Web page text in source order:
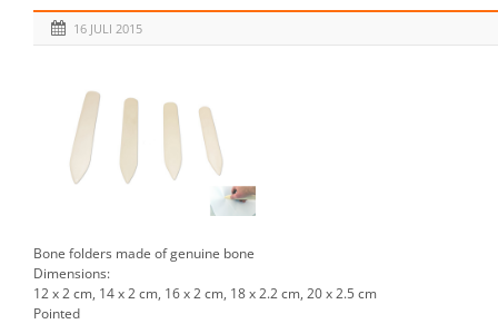
16 JULI 2015
Bone folders made of genuine bone
Dimensions:
12 x 2 cm, 14 x 2 cm, 16 x 2 cm, 18 x 2.2 cm, 20 x 2.5 cm
Pointed